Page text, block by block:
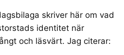
skriver här om vad
identitet när
och läsvärt. Jag citerar: